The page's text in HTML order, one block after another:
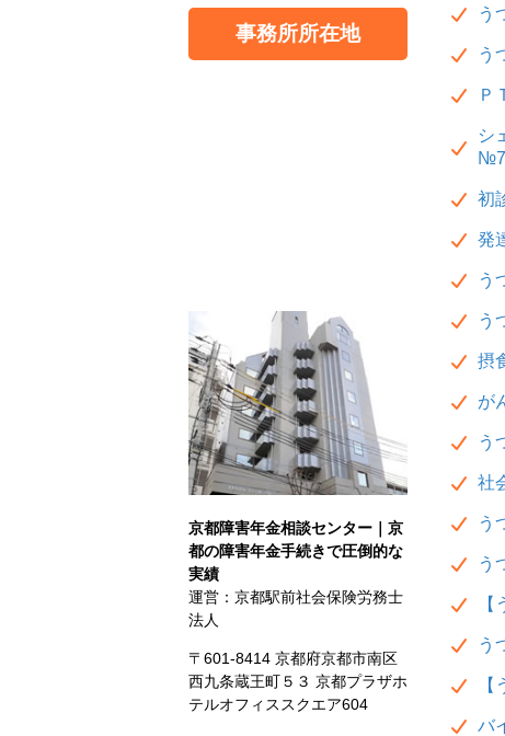
事務所所在地
京都障害年金相談センター｜京
都の障害年金手続きで圧倒的な
実績
運営：京都駅前社会保険労務士
法人
〒601-8414 京都府京都市南区
西九条蔵王町５３ 京都プラザホ
テルオフィススクエア604
う
う
Ｐ
シ
初
発
う
う
摂
が
う
社
う
う
う
バ